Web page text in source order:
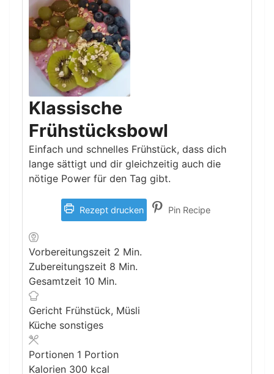
Klassische
Frühstücksbowl
Einfach und schnelles Frühstück, dass dich
lange sättigt und dir gleichzeitig auch die
nötige Power für den Tag gibt.
Rezept drucken Pin Recipe
Vorbereitungszeit 2 Minuten
Min.
Zubereitungszeit 8 Minuten
Min.
Gesamtzeit 10 Minuten
Min.
Gericht Frühstück, Müsli
Küche sonstiges
Portionen 1 Portion
Kalorien 300 kcal